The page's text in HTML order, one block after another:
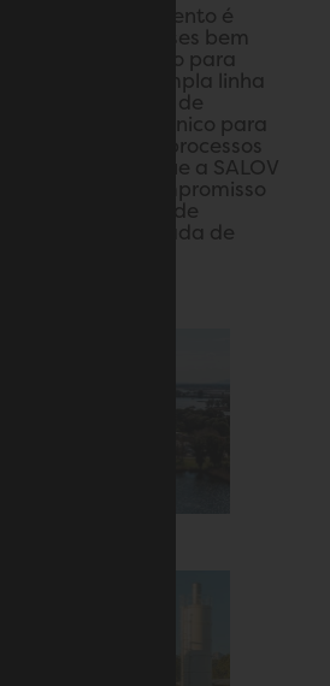
o estabelecimento é
de análises bem
de refinação, silo para
primas, ampla linha
diversos tipos de
de trigeração único para
ambiental dos processos
é um objetivo que a SALOV
seu compromisso
em termos de
e diminuir a pegada de